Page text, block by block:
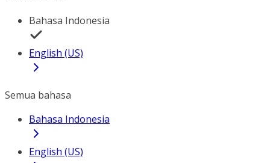
Bahasa Indonesia
English (US)
Semua bahasa
Bahasa Indonesia
English (US)